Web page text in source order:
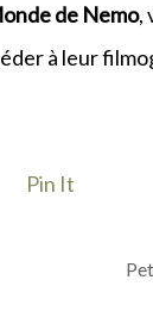
de Nemo,
à leur
Pin It